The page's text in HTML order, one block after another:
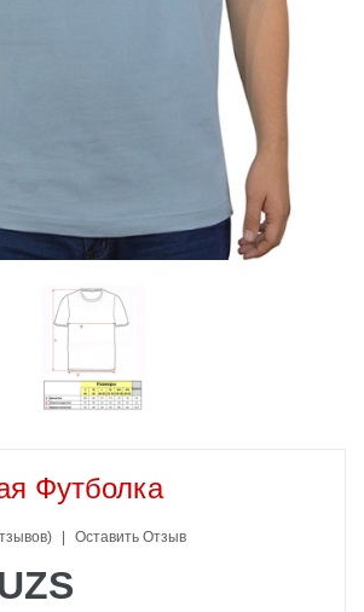
Футболка
Оставить Отзыв